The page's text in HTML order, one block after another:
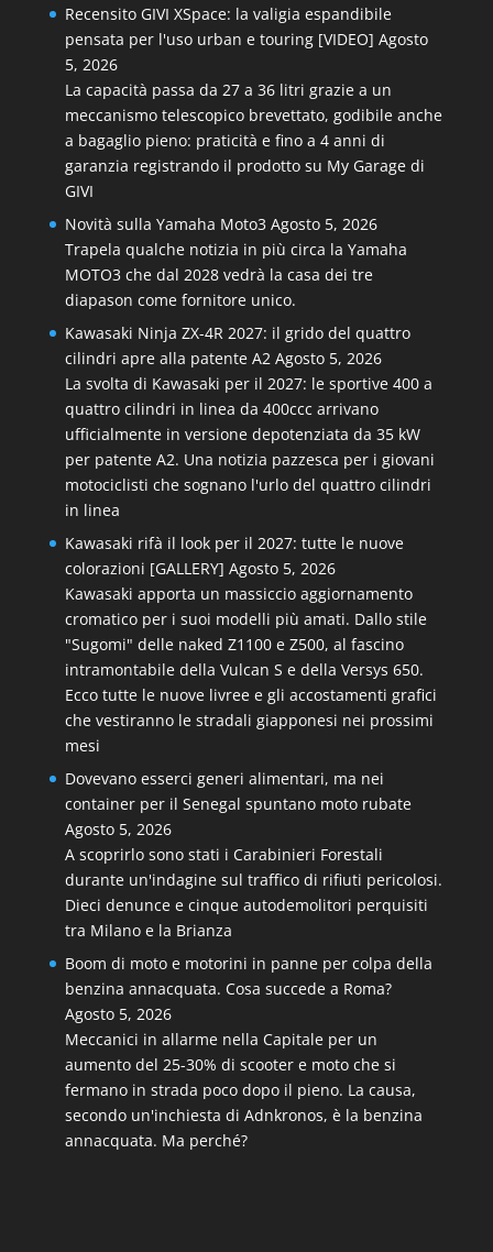
Recensito GIVI XSpace: la valigia espandibile
pensata per l'uso urban e touring [VIDEO] Agosto
5, 2026
La capacità passa da 27 a 36 litri grazie a un
meccanismo telescopico brevettato, godibile anche
a bagaglio pieno: praticità e fino a 4 anni di
garanzia registrando il prodotto su My Garage di
GIVI
Novità sulla Yamaha Moto3 Agosto 5, 2026
Trapela qualche notizia in più circa la Yamaha
MOTO3 che dal 2028 vedrà la casa dei tre
diapason come fornitore unico.
Kawasaki Ninja ZX-4R 2027: il grido del quattro
cilindri apre alla patente A2 Agosto 5, 2026
La svolta di Kawasaki per il 2027: le sportive 400 a
quattro cilindri in linea da 400ccc arrivano
ufficialmente in versione depotenziata da 35 kW
per patente A2. Una notizia pazzesca per i giovani
motociclisti che sognano l'urlo del quattro cilindri
in linea
Kawasaki rifà il look per il 2027: tutte le nuove
colorazioni [GALLERY] Agosto 5, 2026
Kawasaki apporta un massiccio aggiornamento
cromatico per i suoi modelli più amati. Dallo stile
"Sugomi" delle naked Z1100 e Z500, al fascino
intramontabile della Vulcan S e della Versys 650.
Ecco tutte le nuove livree e gli accostamenti grafici
che vestiranno le stradali giapponesi nei prossimi
mesi
Dovevano esserci generi alimentari, ma nei
container per il Senegal spuntano moto rubate
Agosto 5, 2026
A scoprirlo sono stati i Carabinieri Forestali
durante un'indagine sul traffico di rifiuti pericolosi.
Dieci denunce e cinque autodemolitori perquisiti
tra Milano e la Brianza
Boom di moto e motorini in panne per colpa della
benzina annacquata. Cosa succede a Roma?
Agosto 5, 2026
Meccanici in allarme nella Capitale per un
aumento del 25-30% di scooter e moto che si
fermano in strada poco dopo il pieno. La causa,
secondo un'inchiesta di Adnkronos, è la benzina
annacquata. Ma perché?